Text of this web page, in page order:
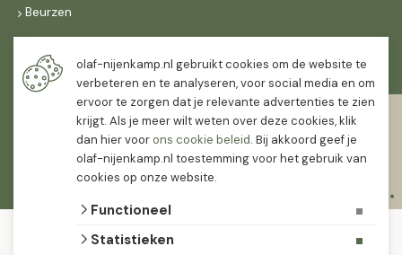
Beurzen
Maandag t/m vrijdag
07:30-
16:30
12:00
algemene voorwaarden
olaf-nijenkamp.nl gebruikt cookies om de website te
verbeteren en te analyseren, voor social media en om
ervoor te zorgen dat je relevante advertenties te zien
krijgt. Als je meer wilt weten over deze cookies, klik
dan hier voorons cookie beleid. Bij akkoord geef je
olaf-nijenkamp.nl toestemming voor het gebruik van
cookies op onze website.
Functioneel
Statistieken